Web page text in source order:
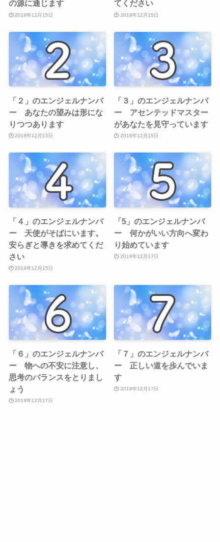
の源に通じます
2019年12月15日
てください
2019年12月15日
「２」のエンジェルナンバ
ー あなたの望みは形にな
りつつあります
2019年12月15日
「３」のエンジェルナンバ
ー アセンテッドマスター
があなたを見守っています
2019年12月15日
「４」のエンジェルナンバ
ー 天使がそばにいます。
安らぎと導きを求めてくだ
さい
2019年12月15日
「5」のエンジェルナンバ
ー 何かがいい方向へ変わ
り始めています
2019年12月17日
「６」のエンジェルナンバ
ー 物への不安に注意し、
思考のバランスをとりまし
ょう
2019年12月17日
「７」のエンジェルナンバ
ー 正しい道を歩んでいま
す
2019年12月17日